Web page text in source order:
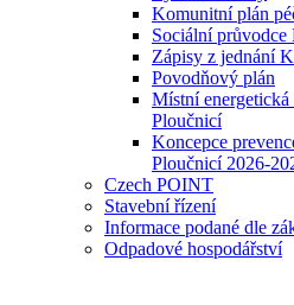
Komunitní plán
Sociální průvodce
Zápisy z jednání
Povodňový plán
Místní energetická
Ploučnicí
Koncepce
Ploučnicí 2026-
Czech POINT
Stavební řízení
Informace podané dle
Odpadové hospodářství